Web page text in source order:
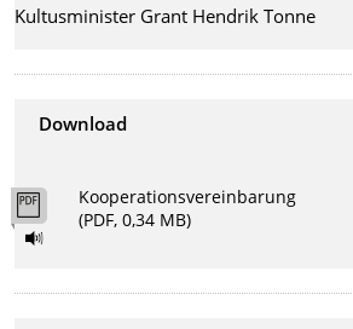
Kultusminister Grant Hendrik Tonne
Download
Kooperationsvereinbarung
(PDF, 0,34 MB)